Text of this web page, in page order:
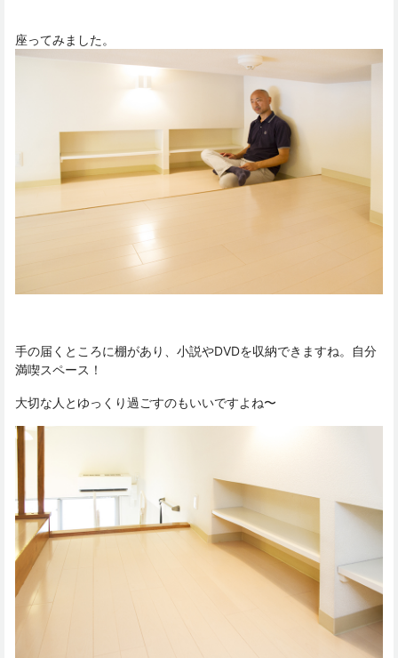
座ってみました。
手の届くところに棚があり、小説やDVDを収納できますね。自分
満喫スペース！
大切な人とゆっくり過ごすのもいいですよね〜